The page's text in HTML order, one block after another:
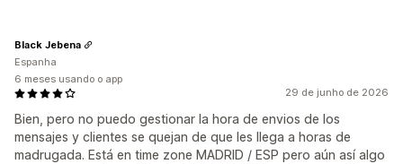
29 de junho de 2026
Bien, pero no puedo gestionar la hora de envios de los
mensajes y clientes se quejan de que les llega a horas de
madrugada. Está en time zone MADRID / ESP pero aún así algo
Black Jebena
Espanha
6 meses usando o app